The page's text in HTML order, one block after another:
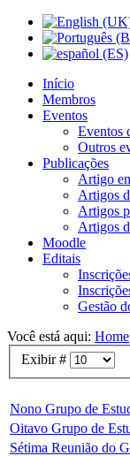
Início
Membros
Eventos
Eventos
Outros
Publicações
Artigo
Artigos
Artigos
Artigos
Moodle
Editais
Gestão
Você está aqui: Home
Exibir #
Nono Grupo de
Oitavo Grupo de
Sétima Reunião do